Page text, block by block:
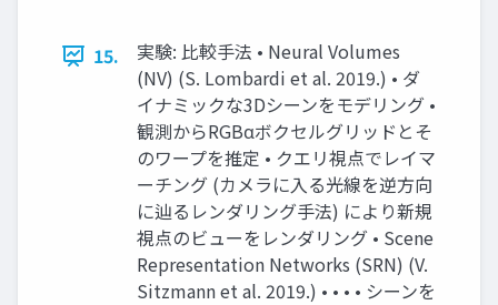
15.
実験: ⽐較⼿法 • Neural Volumes
(NV) (S. Lombardi et al. 2019.) • ダ
イナミックな3Dシーンをモデリング •
観測からRGBαボクセルグリッドとそ
のワープを推定 • クエリ視点でレイマ
ーチング (カメラに⼊る光線を逆⽅向
に辿るレンダリング⼿法) により新規
視点のビューをレンダリング • Scene
Representation Networks (SRN) (V.
Sitzmann et al. 2019.) • • • • シーンを